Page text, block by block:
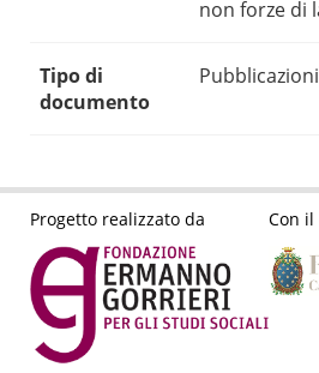
non forze di
Tipo di
documento
Progetto realizzato da Con